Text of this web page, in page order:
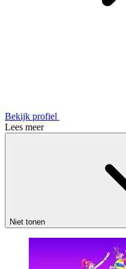
Bekijk profiel
Lees meer
Niet tonen